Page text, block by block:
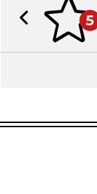
5
Previous slide